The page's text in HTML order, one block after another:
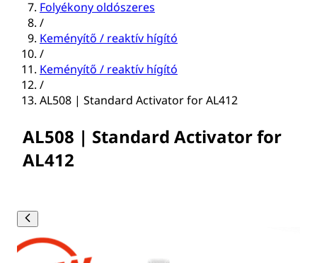
Folyékony oldószeres
/
Keményítő / reaktív hígító
/
Keményítő / reaktív hígító
/
AL508 | Standard Activator for AL412
AL508 | Standard Activator for
AL412